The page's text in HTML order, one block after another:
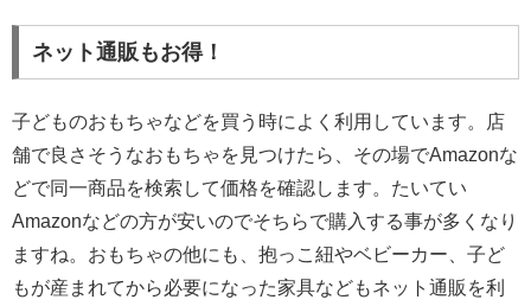
ネット通販もお得！
子どものおもちゃなどを買う時によく利用しています。店
舗で良さそうなおもちゃを見つけたら、その場でAmazonな
どで同一商品を検索して価格を確認します。たいてい
Amazonなどの方が安いのでそちらで購入する事が多くなり
ますね。おもちゃの他にも、抱っこ紐やベビーカー、子ど
もが産まれてから必要になった家具などもネット通販を利